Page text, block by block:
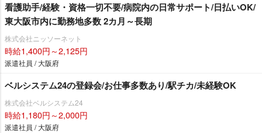
看護助手/経験・資格一切不要/病院内の日常サポート/日払いOK/
東大阪市内に勤務地多数 2カ月～長期
株式会社ニッソーネット
時給1,400円～2,125円
派遣社員 / 大阪府
ベルシステム24の登録会/お仕事多数あり/駅チカ/未経験OK
株式会社ベルシステム24
時給1,180円～2,000円
派遣社員 / 大阪府